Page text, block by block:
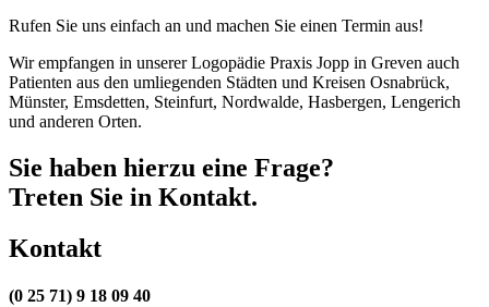
Rufen Sie uns einfach an und machen Sie einen Termin aus!
Wir empfangen in unserer Logopädie Praxis Jopp in Greven auch
Patienten aus den umliegenden Städten und Kreisen Osnabrück,
Münster, Emsdetten, Steinfurt, Nordwalde, Hasbergen, Lengerich
und anderen Orten.
Sie haben hierzu eine Frage?
Treten Sie in Kontakt.
Kontakt
(0 25 71) 9 18 09 40